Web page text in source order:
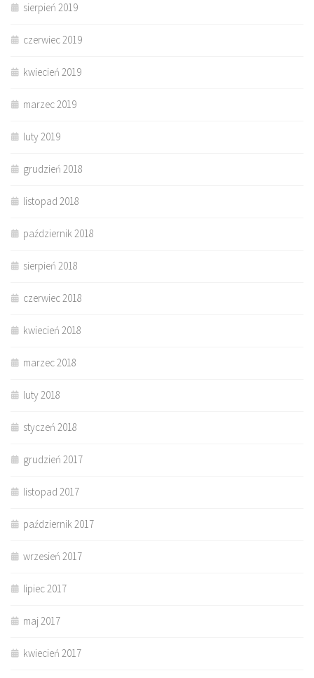
sierpień 2019
czerwiec 2019
kwiecień 2019
marzec 2019
luty 2019
grudzień 2018
listopad 2018
październik 2018
sierpień 2018
czerwiec 2018
kwiecień 2018
marzec 2018
luty 2018
styczeń 2018
grudzień 2017
listopad 2017
październik 2017
wrzesień 2017
lipiec 2017
maj 2017
kwiecień 2017